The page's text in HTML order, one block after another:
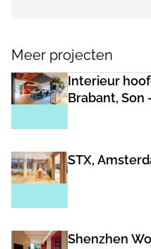
Meer projecten
Interieur
Brabant, Son
STX,
Shenzhen